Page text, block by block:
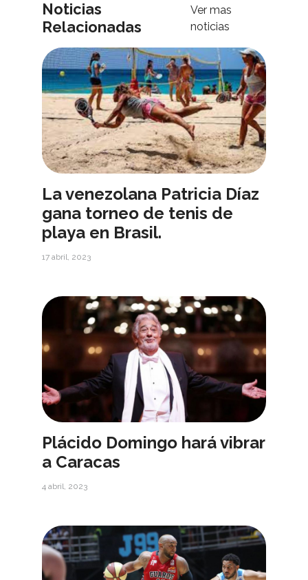
Noticias
Relacionadas
Ver mas
noticias
La venezolana Patricia Díaz
gana torneo de tenis de
playa en Brasil.
17 abril, 2023
Plácido Domingo hará vibrar
a Caracas
4 abril, 2023